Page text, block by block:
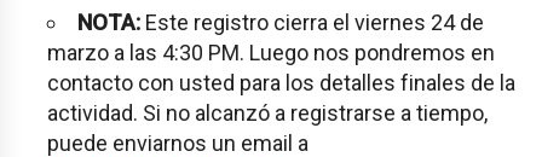
NOTA: Este registro cierra el viernes 24 de
marzo a las 4:30 PM. Luego nos pondremos en
contacto con usted para los detalles finales de la
actividad. Si no alcanzó a registrarse a tiempo,
puede enviarnos un email a